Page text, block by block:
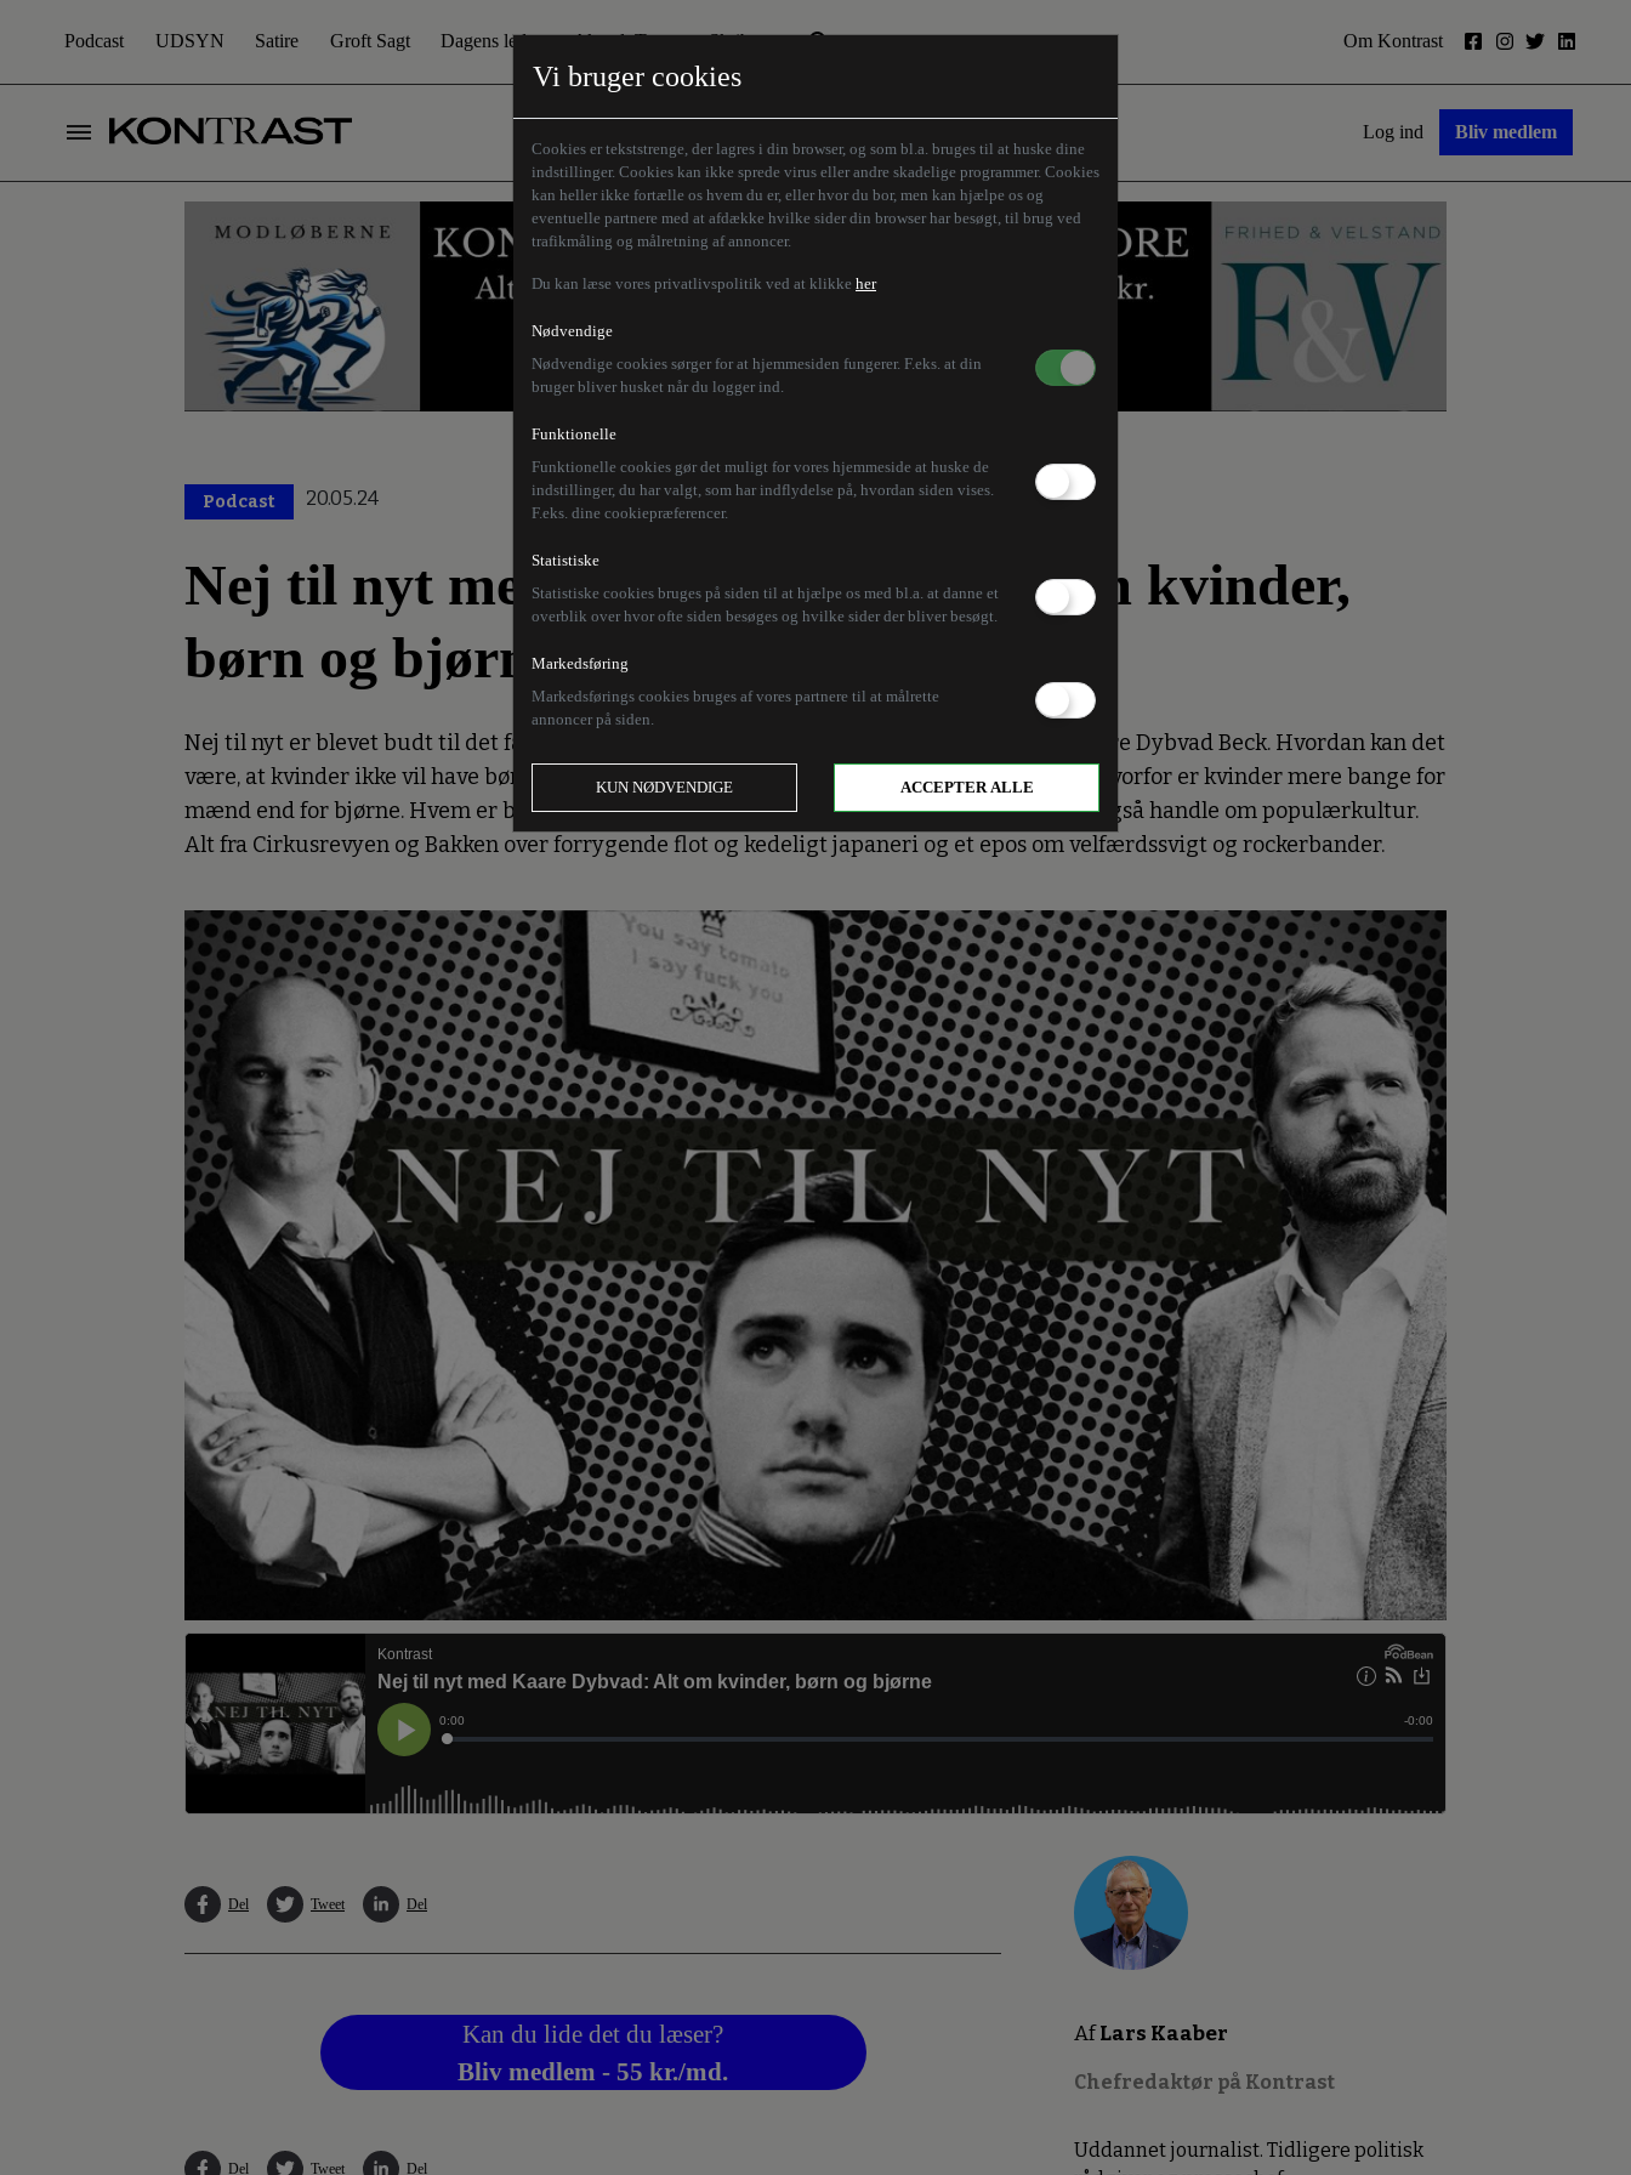
Vi bruger cookies
Cookies er tekststrenge, der lagres i din browser, og som bl.a. bruges til at huske dine
indstillinger. Cookies kan ikke sprede virus eller andre skadelige programmer. Cookies
kan heller ikke fortælle os hvem du er, eller hvor du bor, men kan hjælpe os og
eventuelle partnere med at afdække hvilke sider din browser har besøgt, til brug ved
trafikmåling og målretning af annoncer.
Du kan læse vores privatlivspolitik ved at klikke her
Nødvendige
Nødvendige cookies sørger for at hjemmesiden fungerer. F.eks. at din
bruger bliver husket når du logger ind.
Funktionelle
Funktionelle cookies gør det muligt for vores hjemmeside at huske de
indstillinger, du har valgt, som har indflydelse på, hvordan siden vises.
F.eks. dine cookiepræferencer.
Statistiske
Statistiske cookies bruges på siden til at hjælpe os med bl.a. at danne et
overblik over hvor ofte siden besøges og hvilke sider der bliver besøgt.
Markedsføring
Markedsførings cookies bruges af vores partnere til at målrette
annoncer på siden.
KUN NØDVENDIGE ACCEPTER ALLE
Podcast UDSYN Satire Groft Sagt Dagens leder Aktuelt Tema
Den borgelige brille
Humaniora forfra
Store Danskere
Skribenter
Z-aksen
Om Kontrast
Log ind Bliv medlem
Podcast 20.05.24
Nej til nyt med Kaare Dybvad: Alt om kvinder,
børn og bjørne
Nej til nyt er blevet budt til det fagre Roskilde af udlændinge- og integrationsminister Kaare Dybvad Beck. Hvordan kan det
være, at kvinder ikke vil have børn? Hvorfor mener kvinder, at mænd ikke laver noget? Og hvorfor er kvinder mere bange for
mænd end for bjørne. Hvem er bedre til at forklare dette end dagens raske panel. Det skal også handle om populærkultur.
Alt fra Cirkusrevyen og Bakken over forrygende flot og kedeligt japaneri og et epos om velfærdssvigt og rockerbander.
Del Tweet Del
Kan du lide det du læser?
Bliv medlem - 55 kr./md.
Del Tweet Del
AfLars Kaaber
Chefredaktør på Kontrast
Uddannet journalist. Tidligere politisk